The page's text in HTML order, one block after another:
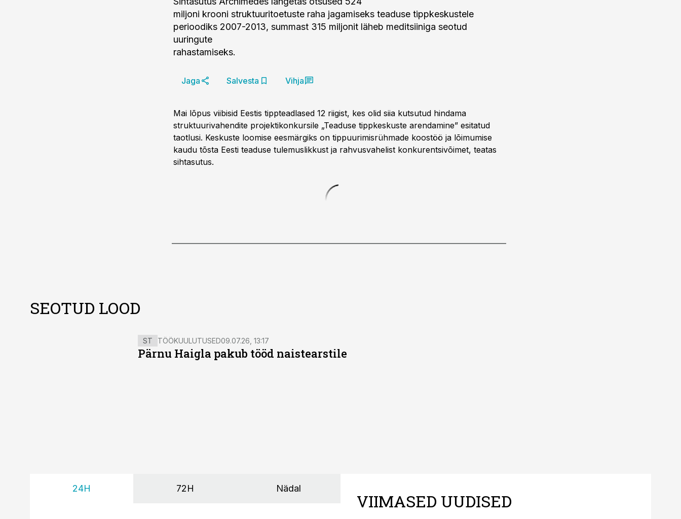
miljoni krooni struktuuritoetuste raha jagamiseks teaduse tippkeskustele
perioodiks 2007-2013, summast 315 miljonit läheb meditsiiniga seotud
uuringute
rahastamiseks.
Jaga Salvesta Vihja
Mai lõpus viibisid Eestis tippteadlased 12 riigist, kes olid siia kutsutud hindama
struktuurivahendite projektikonkursile „Teaduse tippkeskuste arendamine” esitatud
taotlusi. Keskuste loomise eesmärgiks on tippuurimisrühmade koostöö ja lõimumise
kaudu tõsta Eesti teaduse tulemuslikkust ja rahvusvahelist konkurentsivõimet, teatas
sihtasutus.
SEOTUD LOOD
ST TÖÖKUULUTUSED09.07.26, 13:17
Pärnu Haigla pakub tööd naistearstile
24H 72H Nädal
VIIMASED UUDISED